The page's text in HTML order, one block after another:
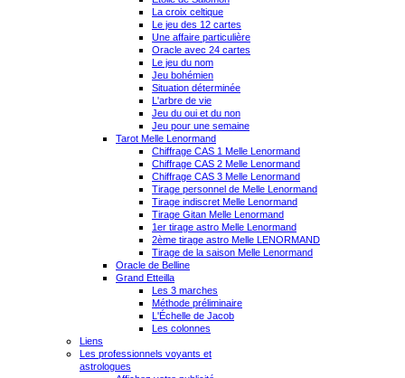
La croix celtique
Le jeu des 12 cartes
Une affaire particulière
Oracle avec 24 cartes
Le jeu du nom
Jeu bohémien
Situation déterminée
L'arbre de vie
Jeu du oui et du non
Jeu pour une semaine
Tarot Melle Lenormand
Chiffrage CAS 1 Melle Lenormand
Chiffrage CAS 2 Melle Lenormand
Chiffrage CAS 3 Melle Lenormand
Tirage personnel de Melle Lenormand
Tirage indiscret Melle Lenormand
Tirage Gitan Melle Lenormand
1er tirage astro Melle Lenormand
2ème tirage astro Melle LENORMAND
Tirage de la saison Melle Lenormand
Oracle de Belline
Grand Etteilla
Les 3 marches
Méthode préliminaire
L'Échelle de Jacob
Les colonnes
Liens
Les professionnels voyants et
astrologues